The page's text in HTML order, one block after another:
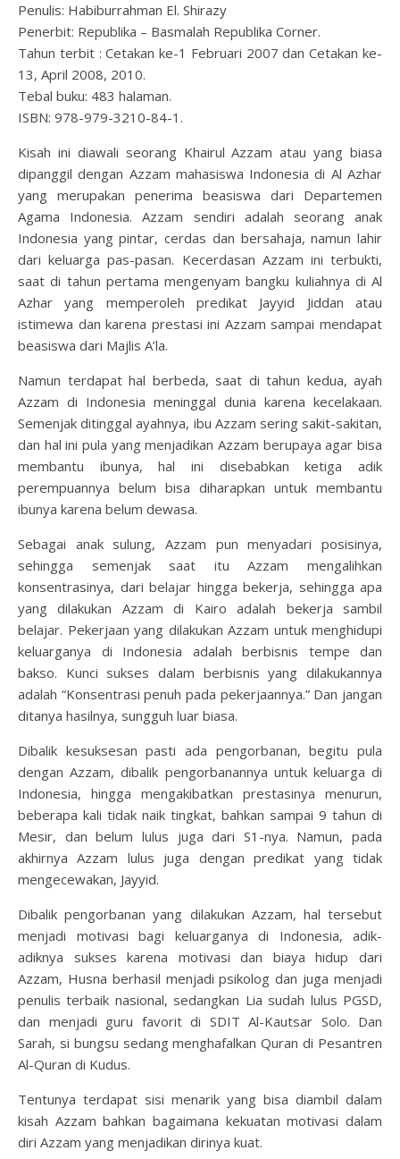
Penulis: Habiburrahman El. Shirazy
Penerbit: Republika – Basmalah Republika Corner.
Tahun terbit : Cetakan ke-1 Februari 2007 dan Cetakan ke-
13, April 2008, 2010.
Tebal buku: 483 halaman.
ISBN: 978-979-3210-84-1.
Kisah ini diawali seorang Khairul Azzam atau yang biasa
dipanggil dengan Azzam mahasiswa Indonesia di Al Azhar
yang merupakan penerima beasiswa dari Departemen
Agama Indonesia. Azzam sendiri adalah seorang anak
Indonesia yang pintar, cerdas dan bersahaja, namun lahir
dari keluarga pas-pasan. Kecerdasan Azzam ini terbukti,
saat di tahun pertama mengenyam bangku kuliahnya di Al
Azhar yang memperoleh predikat Jayyid Jiddan atau
istimewa dan karena prestasi ini Azzam sampai mendapat
beasiswa dari Majlis A’la.
Namun terdapat hal berbeda, saat di tahun kedua, ayah
Azzam di Indonesia meninggal dunia karena kecelakaan.
Semenjak ditinggal ayahnya, ibu Azzam sering sakit-sakitan,
dan hal ini pula yang menjadikan Azzam berupaya agar bisa
membantu ibunya, hal ini disebabkan ketiga adik
perempuannya belum bisa diharapkan untuk membantu
ibunya karena belum dewasa.
Sebagai anak sulung, Azzam pun menyadari posisinya,
sehingga semenjak saat itu Azzam mengalihkan
konsentrasinya, dari belajar hingga bekerja, sehingga apa
yang dilakukan Azzam di Kairo adalah bekerja sambil
belajar. Pekerjaan yang dilakukan Azzam untuk menghidupi
keluarganya di Indonesia adalah berbisnis tempe dan
bakso. Kunci sukses dalam berbisnis yang dilakukannya
adalah “Konsentrasi penuh pada pekerjaannya.” Dan jangan
ditanya hasilnya, sungguh luar biasa.
Dibalik kesuksesan pasti ada pengorbanan, begitu pula
dengan Azzam, dibalik pengorbanannya untuk keluarga di
Indonesia, hingga mengakibatkan prestasinya menurun,
beberapa kali tidak naik tingkat, bahkan sampai 9 tahun di
Mesir, dan belum lulus juga dari S1-nya. Namun, pada
akhirnya Azzam lulus juga dengan predikat yang tidak
mengecewakan, Jayyid.
Dibalik pengorbanan yang dilakukan Azzam, hal tersebut
menjadi motivasi bagi keluarganya di Indonesia, adik-
adiknya sukses karena motivasi dan biaya hidup dari
Azzam, Husna berhasil menjadi psikolog dan juga menjadi
penulis terbaik nasional, sedangkan Lia sudah lulus PGSD,
dan menjadi guru favorit di SDIT Al-Kautsar Solo. Dan
Sarah, si bungsu sedang menghafalkan Quran di Pesantren
Al-Quran di Kudus.
Tentunya terdapat sisi menarik yang bisa diambil dalam
kisah Azzam bahkan bagaimana kekuatan motivasi dalam
diri Azzam yang menjadikan dirinya kuat.